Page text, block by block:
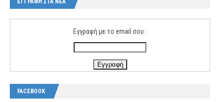
ΕΓΓΡΑΦΗ ΣΤΑ ΝΕΑ
Εγγραφή με το email σου :
FACEBOOK